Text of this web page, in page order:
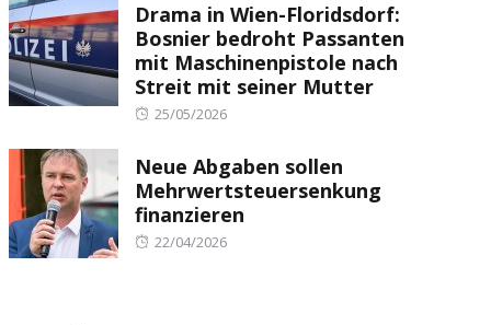
Drama in Wien-Floridsdorf:
Bosnier bedroht Passanten
mit Maschinenpistole nach
Streit mit seiner Mutter
Posted
25/05/2026
Neue Abgaben sollen
Mehrwertsteuersenkung
finanzieren
Posted
22/04/2026